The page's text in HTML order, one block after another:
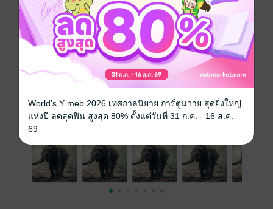
วันที่วางขาย 04 มิถุนายน 2567
ความยาว 12 หน้า (≈ 5,679 คำ)
เล่มอื่นๆ ในซีรีส์ ดูทั้งหมด
World's Y meb 2026 เทศกาลนิยาย การ์ตูนวาย สุดยิ่งใหญ่
แห่งปี ลดสุดฟิน สูงสุด 80% ตั้งแต่วันที่ 31 ก.ค. - 16 ส.ค.
69